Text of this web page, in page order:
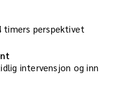
timers perspektivet
intervensjon og inn